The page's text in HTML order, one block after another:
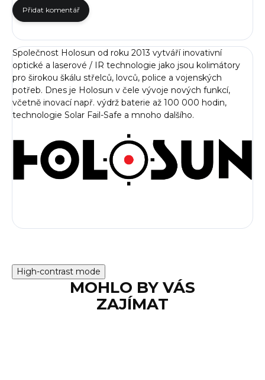
Přidat komentář
Společnost Holosun od roku 2013 vytváří inovativní
optické a laserové / IR technologie jako jsou kolimátory
pro širokou škálu střelců, lovců, police a vojenských
potřeb. Dnes je Holosun v čele vývoje nových funkcí,
včetně inovací např. výdrž baterie až 100 000 hodin,
technologie Solar Fail-Safe a mnoho dalšího.
High-contrast mode
MOHLO BY VÁS
ZAJÍMAT